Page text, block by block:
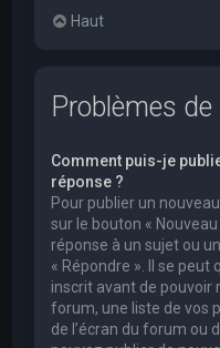
Haut
Problèmes
Comment puis-je
réponse ?
Pour publier un
sur le bouton «
réponse à un sujet ou
« Répondre ». Il se peut
inscrit avant de pouvoir
forum, une liste de vos
de l’écran du forum ou